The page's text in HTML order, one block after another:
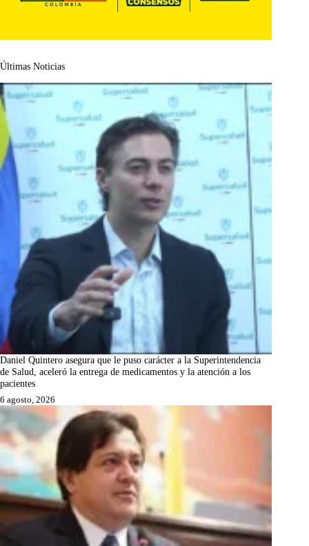
Últimas Noticias
Daniel Quintero asegura que le puso carácter a la Superintendencia
de Salud, aceleró la entrega de medicamentos y la atención a los
pacientes
6 agosto, 2026